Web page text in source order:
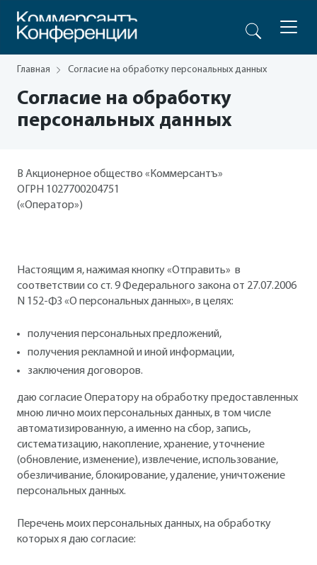
Главная Согласие на обработку персональных данных
Согласие на обработку
персональных данных
В Акционерное общество «Коммерсантъ»
ОГРН 1027700204751
(«Оператор»)
Настоящим я, нажимая кнопку «Отправить» в
соответствии со ст. 9 Федерального закона от 27.07.2006
N 152-ФЗ «О персональных данных», в целях:
получения персональных предложений,
получения рекламной и иной информации,
заключения договоров.
даю согласие Оператору на обработку предоставленных
мною лично моих персональных данных, в том числе
автоматизированную, а именно на сбор, запись,
систематизацию, накопление, хранение, уточнение
(обновление, изменение), извлечение, использование,
обезличивание, блокирование, удаление, уничтожение
персональных данных.
Перечень моих персональных данных, на обработку
которых я даю согласие: